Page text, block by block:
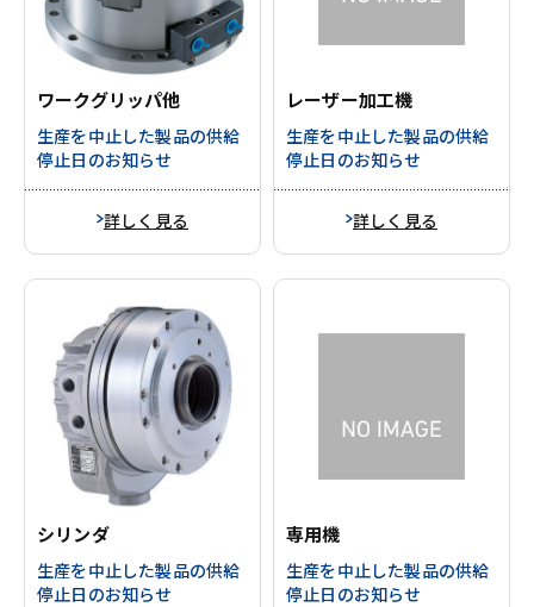
ワークグリッパ他
生産を中止した製品の供給
停止日のお知らせ
詳しく見る
レーザー加工機
生産を中止した製品の供給
停止日のお知らせ
詳しく見る
シリンダ
生産を中止した製品の供給
停止日のお知らせ
専用機
生産を中止した製品の供給
停止日のお知らせ